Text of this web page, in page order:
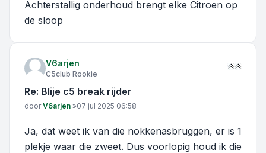
Achterstallig onderhoud brengt elke Citroen op
de sloop
V6arjen
C5club Rookie
Re: Blije c5 break rijder
Bericht
doorV6arjen »07 jul 2025 06:58
Ja, dat weet ik van die nokkenasbruggen, er is 1
plekje waar die zweet. Dus voorlopig houd ik die